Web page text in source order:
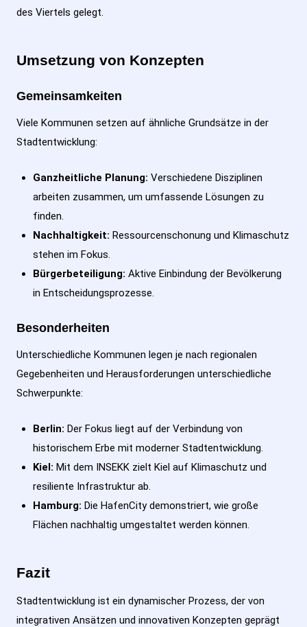
des Viertels gelegt.
Umsetzung von Konzepten
Gemeinsamkeiten
Viele Kommunen setzen auf ähnliche Grundsätze in der
Stadtentwicklung:
Ganzheitliche Planung: Verschiedene Disziplinen
arbeiten zusammen, um umfassende Lösungen zu
finden.
Nachhaltigkeit: Ressourcenschonung und Klimaschutz
stehen im Fokus.
Bürgerbeteiligung: Aktive Einbindung der Bevölkerung
in Entscheidungsprozesse.
Besonderheiten
Unterschiedliche Kommunen legen je nach regionalen
Gegebenheiten und Herausforderungen unterschiedliche
Schwerpunkte:
Berlin: Der Fokus liegt auf der Verbindung von
historischem Erbe mit moderner Stadtentwicklung.
Kiel: Mit dem INSEKK zielt Kiel auf Klimaschutz und
resiliente Infrastruktur ab.
Hamburg: Die HafenCity demonstriert, wie große
Flächen nachhaltig umgestaltet werden können.
Fazit
Stadtentwicklung ist ein dynamischer Prozess, der von
integrativen Ansätzen und innovativen Konzepten geprägt